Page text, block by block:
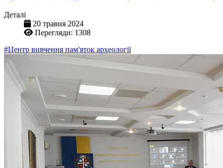
Деталі
20 травня 2024
Перегляди: 1308
#Центр вивчення пам'яток археології